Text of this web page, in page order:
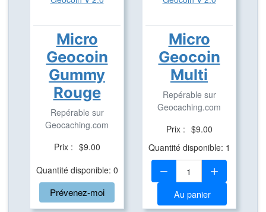
Micro
Geocoin
Gummy
Rouge
Repérable sur
Geocaching.com
Prix : $9.00
Quantité disponible: 0
Prévenez-moi
Micro
Geocoin
Multi
Repérable sur
Geocaching.com
Prix : $9.00
Quantité disponible: 1
Quantité:
Au panier